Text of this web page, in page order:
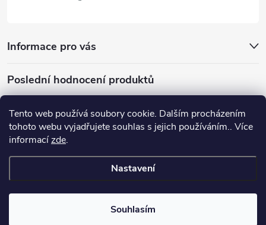
Tento web používá soubory cookie. Dalším procházením
tohoto webu vyjadřujete souhlas s jejich používáním.. Více
informacízde.
Nastavení
Souhlasím
Informace pro vás
Poslední hodnocení produktů
Dávkovací lžička na mletou kávu 53132C8134
Copyright 2026JM servis. Všechna práva vyhrazena.